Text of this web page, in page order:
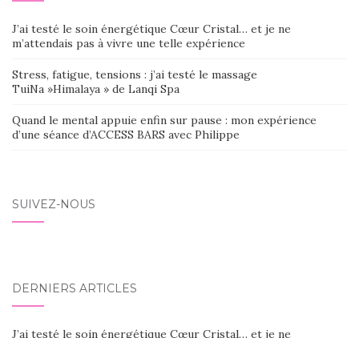
J’ai testé le soin énergétique Cœur Cristal… et je ne
m’attendais pas à vivre une telle expérience
Stress, fatigue, tensions : j’ai testé le massage
TuiNa »Himalaya » de Lanqi Spa
Quand le mental appuie enfin sur pause : mon expérience
d’une séance d’ACCESS BARS avec Philippe
SUIVEZ-NOUS
DERNIERS ARTICLES
J’ai testé le soin énergétique Cœur Cristal… et je ne